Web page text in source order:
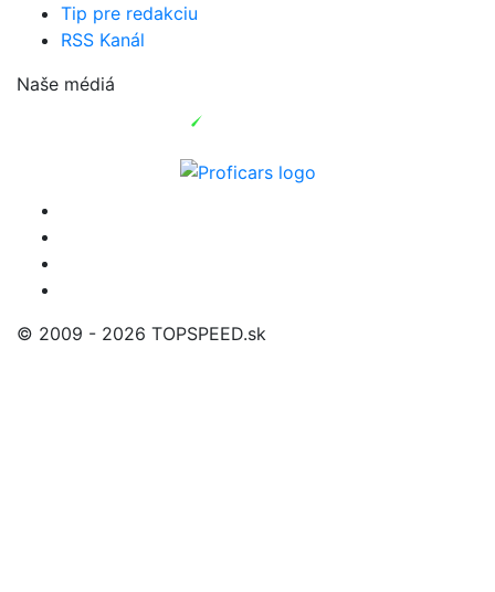
Tip pre redakciu
RSS Kanál
Naše médiá
© 2009 - 2026 TOPSPEED.sk